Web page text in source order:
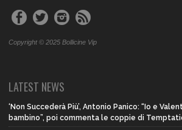
Copyright © 2025 Bollicine Vip
LATEST NEWS
‘Non Succederà Più’, Antonio Panico: “Io e
bambino”, poi commenta le coppie di